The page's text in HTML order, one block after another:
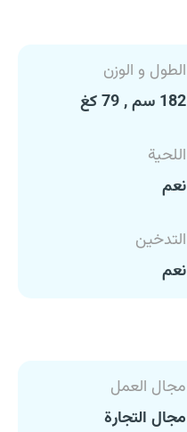
الطول و الوزن
182 سم , 79 كغ
اللحية
نعم
التدخين
نعم
مجال العمل
مجال التجارة